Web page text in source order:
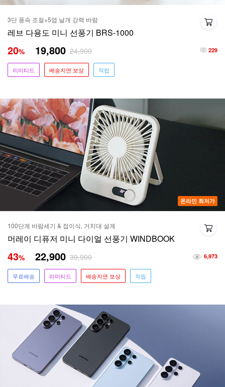
3단 풍속 조절+5엽 날개 강력 바람
레브 다용도 미니 선풍기 BRS-1000
229
20% 19,800 24,900
리미티드 배송지연 보상 적립
온라인 최저가
100단계 바람세기 & 접이식, 거치대 설계
머레이 디퓨저 미니 다이얼 선풍기 WINDBOOK
6,973
43% 22,900 39,900
무료배송 리미티드 배송지연 보상 적립